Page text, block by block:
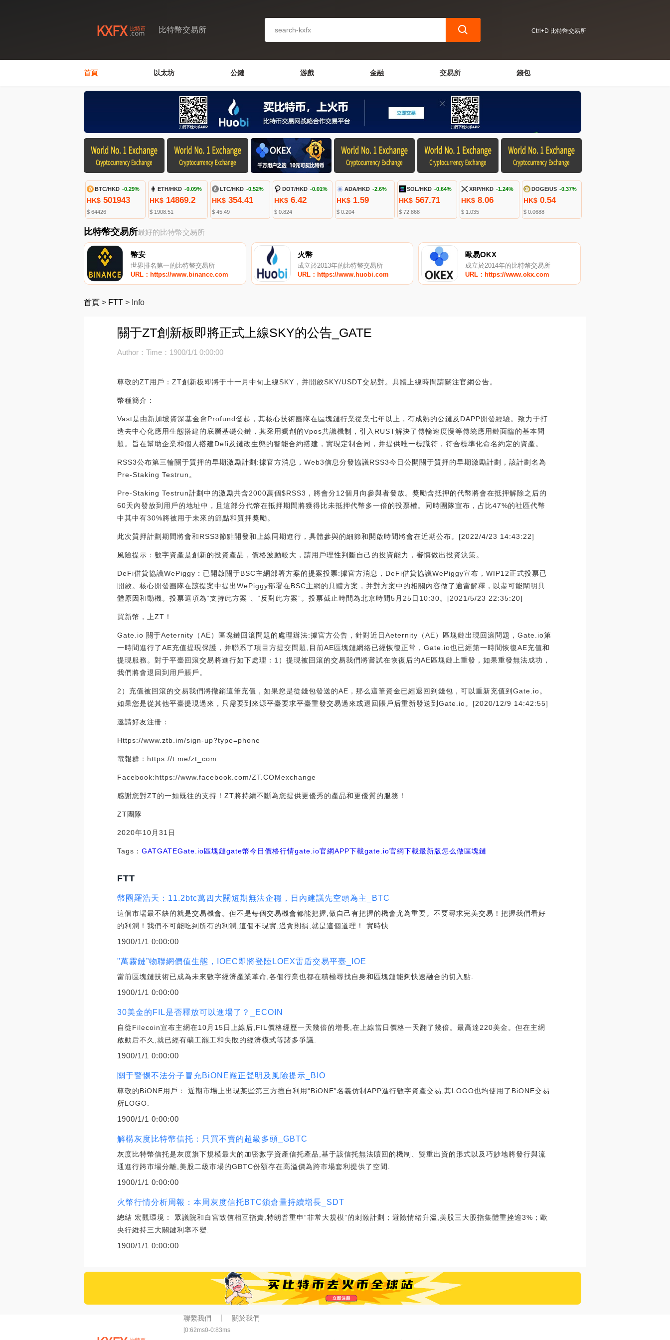
比特幣交易所 Ctrl+D 比特幣交易所
首頁 以太坊 公鏈 游戲 金融 交易所 錢包
BTC/HKD -0.29%
HK$ 501943
$ 64426
ETH/HKD -0.09%
HK$14869.2
$ 1908.51
LTC/HKD -0.52%
HK$354.41
$ 45.49
DOT/HKD -0.01%
HK$6.42
$ 0.824
ADA/HKD -2.6%
HK$1.59
$ 0.204
SOL/HKD -0.64%
HK$ 567.71
$ 72.868
XRP/HKD -1.24%
HK$ 8.06
$ 1.035
DOGE/US -0.37%
HK$ 0.54
$ 0.0688
比特幣交易所最好的比特幣交易所
幣安
世界排名第一的比特幣交易所
URL：https://www.binance.com
火幣
成立於2013年的比特幣交易所
URL：https://www.huobi.com
歐易OKX
成立於2014年的比特幣交易所
URL：https://www.okx.com
首頁 > FTT > Info
關于ZT創新板即將正式上線SKY的公告_GATE
Author：Time：1900/1/1 0:00:00
尊敬的ZT用戶：ZT創新板即將于十一月中旬上線SKY，并開啟SKY/USDT交易對。具體上線時間請關注官網公告。
幣種簡介：
Vast是由新加坡資深基金會Profund發起，其核心技術團隊在區塊鏈行業從業七年以上，有成熟的公鏈及DAPP開發經驗。致力于打
造去中心化應用生態搭建的底層基礎公鏈，其采用獨創的Vpos共識機制，引入RUST解決了傳輸速度慢等傳統應用鏈面臨的基本問
題。旨在幫助企業和個人搭建Defi及鏈改生態的智能合約搭建，實現定制合同，并提供唯一標識符，符合標準化命名約定的資產。
RSS3公布第三輪關于質押的早期激勵計劃:據官方消息，Web3信息分發協議RSS3今日公開關于質押的早期激勵計劃，該計劃名為
Pre-Staking Testrun。
Pre-Staking Testrun計劃中的激勵共含2000萬個$RSS3，將會分12個月向參與者發放。獎勵含抵押的代幣將會在抵押解除之后的
60天內發放到用戶的地址中，且這部分代幣在抵押期間將獲得比未抵押代幣多一倍的投票權。同時團隊宣布，占比47%的社區代幣
中其中有30%將被用于未來的節點和質押獎勵。
此次質押計劃期間將會和RSS3節點開發和上線同期進行，具體參與的細節和開啟時間將會在近期公布。[2022/4/23 14:43:22]
風險提示：數字資產是創新的投資產品，價格波動較大，請用戶理性判斷自己的投資能力，審慎做出投資決策。
DeFi借貸協議WePiggy：已開啟關于BSC主網部署方案的提案投票:據官方消息，DeFi借貸協議WePiggy宣布，WIP12正式投票已
開啟。核心開發團隊在該提案中提出WePiggy部署在BSC主網的具體方案，并對方案中的相關內容做了適當解釋，以盡可能闡明具
體原因和動機。投票選項為“支持此方案”、“反對此方案”。投票截止時間為北京時間5月25日10:30。[2021/5/23 22:35:20]
買新幣，上ZT！
Gate.io 關于Aeternity（AE）區塊鏈回滾問題的處理辦法:據官方公告，針對近日Aeternity（AE）區塊鏈出現回滾問題，Gate.io第
一時間進行了AE充值提現保護，并聯系了項目方提交問題,目前AE區塊鏈網絡已經恢復正常，Gate.io也已經第一時間恢復AE充值和
提現服務。對于平臺回滾交易將進行如下處理：1）提現被回滾的交易我們將嘗試在恢復后的AE區塊鏈上重發，如果重發無法成功，
我們將會退回到用戶賬戶。
2）充值被回滾的交易我們將撤銷這筆充值，如果您是從錢包發送的AE，那么這筆資金已經退回到錢包，可以重新充值到Gate.io。
如果您是從其他平臺提現過來，只需要到來源平臺要求平臺重發交易過來或退回賬戶后重新發送到Gate.io。[2020/12/9 14:42:55]
邀請好友注冊：
Https://www.ztb.im/sign-up?type=phone
電報群：https://t.me/zt_com
Facebook:https://www.facebook.com/ZT.COMexchange
感謝您對ZT的一如既往的支持！ZT將持續不斷為您提供更優秀的產品和更優質的服務！
ZT團隊
2020年10月31日
Tags：GATGATEGate.io區塊鏈gate幣今日價格行情gate.io官網APP下載gate.io官網下載最新版怎么做區塊鏈
FTT
幣圈羅浩天：11.2btc萬四大關短期無法企穩，日內建議先空頭為主_BTC
這個市場最不缺的就是交易機會。但不是每個交易機會都能把握,做自己有把握的機會尤為重要。不要尋求完美交易！把握我們看好
的利潤！我們不可能吃到所有的利潤,這個不現實,過貪則損,就是這個道理！ 實時快.
1900/1/1 0:00:00
"萬霧鏈”物聯網價值生態，IOEC即將登陸LOEX雷盾交易平臺_IOE
當前區塊鏈技術已成為未來數字經濟產業革命,各個行業也都在積極尋找自身和區塊鏈能夠快速融合的切入點.
1900/1/1 0:00:00
30美金的FIL是否釋放可以進場了？_ECOIN
自從Filecoin宣布主網在10月15日上線后,FIL價格經歷一天幾倍的增長,在上線當日價格一天翻了幾倍。最高達220美金。但在主網
啟動后不久,就已經有礦工罷工和失敗的經濟模式等諸多爭議.
1900/1/1 0:00:00
關于警惕不法分子冒充BiONE嚴正聲明及風險提示_BIO
尊敬的BiONE用戶： 近期市場上出現某些第三方擅自利用“BiONE”名義仿制APP進行數字資產交易,其LOGO也均使用了BiONE交易
所LOGO.
1900/1/1 0:00:00
解構灰度比特幣信托：只買不賣的超級多頭_GBTC
灰度比特幣信托是灰度旗下規模最大的加密數字資產信托產品,基于該信托無法贖回的機制、雙重出資的形式以及巧妙地將發行與流
通進行跨市場分離,美股二級市場的GBTC份額存在高溢價為跨市場套利提供了空間.
1900/1/1 0:00:00
火幣行情分析周報：本周灰度信托BTC鎖倉量持續增長_SDT
總結 宏觀環境： 眾議院和白宮致信相互指責,特朗普重申“非常大規模”的刺激計劃；避險情緒升溫,美股三大股指集體重挫逾3%；歐
央行維持三大關鍵利率不變.
1900/1/1 0:00:00
聯繫我們 關於我們
[0:62ms0-0:83ms